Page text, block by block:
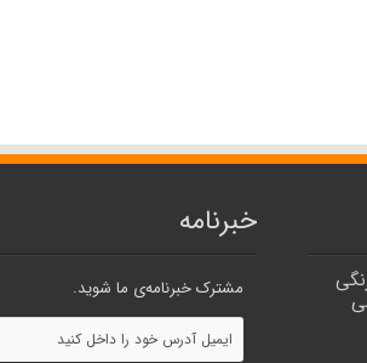
خبرنامه
مشترک خبرنامه‌ی ما شوید.